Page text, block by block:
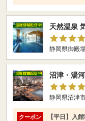
天然温泉
静岡県御殿
沼津・湯
静岡県沼津
クーポン
【平日】入